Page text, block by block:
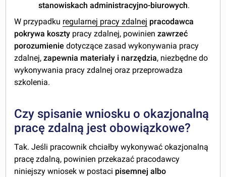
stanowiskach administracyjno-biurowych.
W przypadku regularnej pracy zdalnej pracodawca
pokrywa koszty pracy zdalnej, powinienzawrzeć
porozumienie dotyczące zasad wykonywania pracy
zdalnej,zapewnia materiały i narzędzia, niezbędne do
wykonywania pracy zdalnej oraz przeprowadza
szkolenia.
Czy spisanie wniosku o okazjonalną
pracę zdalną jest obowiązkowe?
Tak. Jeśli pracownik chciałby wykonywać okazjonalną
pracę zdalną, powinien przekazać pracodawcy
niniejszy wniosek w postaci pisemnej albo